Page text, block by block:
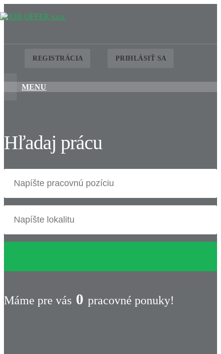
REGISTRÁCIA PRIHLÁSIŤ SA
MENU
Hľadaj prácu
Máme pre vás 0 pracovné ponuky!